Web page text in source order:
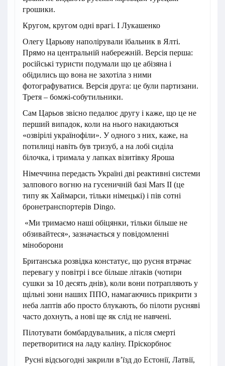
грошики.
Кругом, кругом одні врагі. І Лукашенко
Олегу Царьову наполірували їбальник в Ялті.
Прямо на центральній набережній. Версія перша:
російські туристи подумали що це абізяна і
обідились що вона не захотіла з ними
фотографуватися. Версія друга: це були партизани.
Третя – бомжі-собутильники.
Сам Царьов звісно педалює другу і каже, що це не
перший випадок, коли на нього накидаються
«озвірілі українофіли». У одного з них, каже, на
потилиці навіть був тризуб, а на лобі сиділа
білочка, і тримала у лапках візитівку Яроша
Німеччина передасть Україні дві реактивні системи
залпового вогню на гусеничній базі Mars II (це
типу як Хаймарси, тільки німецькі) і пів сотні
бронетранспортерів Dingo.
«Ми тримаємо наші обіцянки, тільки більше не
обзивайтеся», зазначається у повідомленні
міноборони
Британська розвідка констатує, що русня втрачає
перевагу у повітрі і все більше літаків (чотири
сушки за 10 десять днів), коли вони потрапляють у
щільні зони наших ППО, намагаючись прикрити з
неба лаптів або просто блукають, бо пілоти русняві
часто дохнуть, а нові ще як слід не навчені.
Пілотувати бомбардувальник, а після смерті
перетворитися на ладу каліну. Пріскорбноє
Русні відсьогодні закрили в’їзд до Естонії, Латвії,